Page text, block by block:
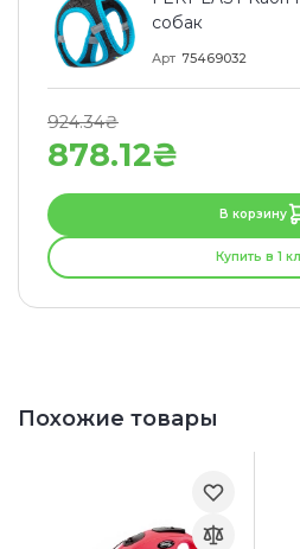
собак
Арт 75469032
878.12₴
924.34₴
В корзину
Купить в 1
Похожие товары